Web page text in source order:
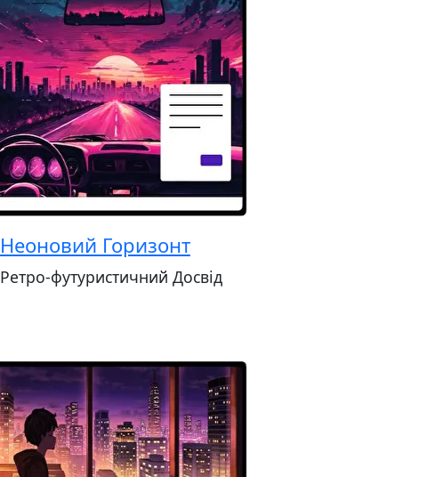
Неоновий Горизонт
Ретро-футуристичний Досвід